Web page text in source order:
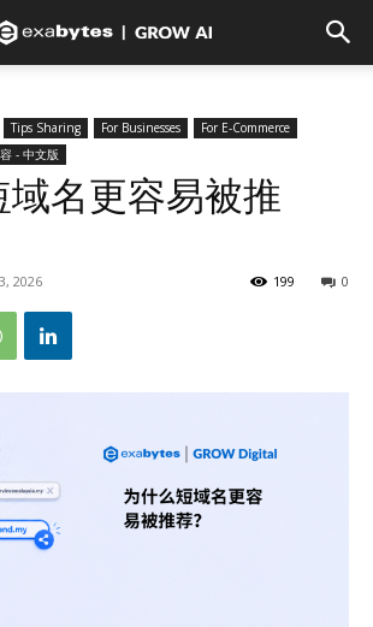
Tips Sharing For Businesses
For E-Commerce
- 中文版
域名更容易被推
2026 0
199